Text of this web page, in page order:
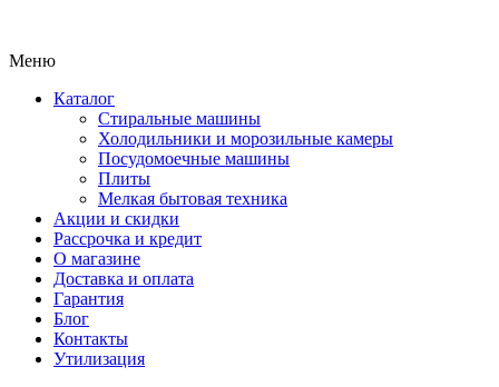
Меню
Каталог
Стиральные машины
Холодильники и морозильные камеры
Посудомоечные машины
Плиты
Мелкая бытовая техника
Акции и скидки
Рассрочка и кредит
О магазине
Доставка и оплата
Гарантия
Блог
Контакты
Утилизация